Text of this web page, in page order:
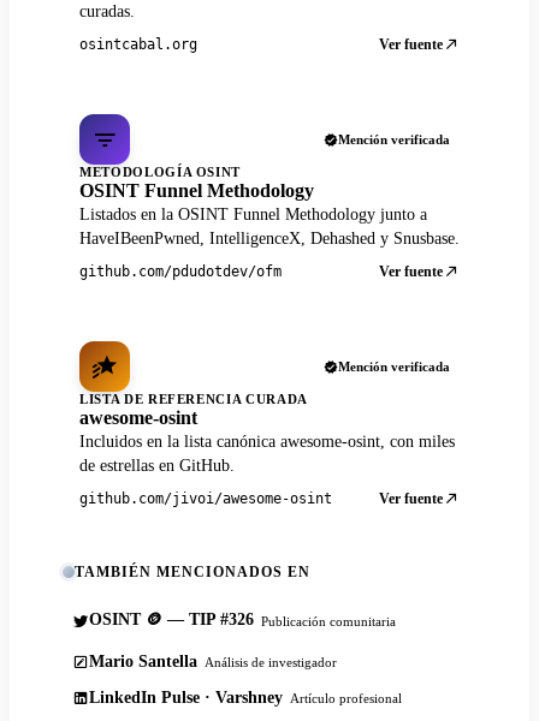
curadas.
osintcabal.org Ver fuente
Mención verificada
METODOLOGÍA OSINT
OSINT Funnel Methodology
Listados en la OSINT Funnel Methodology junto a
HaveIBeenPwned, IntelligenceX, Dehashed y Snusbase.
github.com/pdudotdev/ofm Ver fuente
Mención verificada
LISTA DE REFERENCIA CURADA
awesome-osint
Incluidos en la lista canónica awesome-osint, con miles
de estrellas en GitHub.
github.com/jivoi/awesome-osint Ver fuente
TAMBIÉN MENCIONADOS EN
OSINT 🪙 — TIP #326 Publicación comunitaria
Mario Santella Análisis de investigador
LinkedIn Pulse · Varshney Artículo profesional